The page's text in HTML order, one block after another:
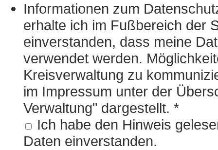
Informationen zum
erhalte ich im Fußbereich der
einverstanden, dass meine
verwendet werden.
Kreisverwaltung zu
im Impressum unter der
Verwaltung" dargestellt. *
Ich habe den Hinweis
Daten einverstanden.